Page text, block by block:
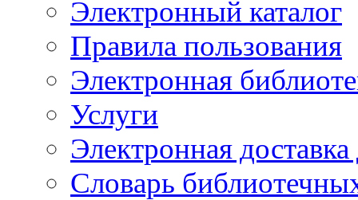
Электронный каталог
Правила пользования
Электронная
Услуги
Электронная
Словарь